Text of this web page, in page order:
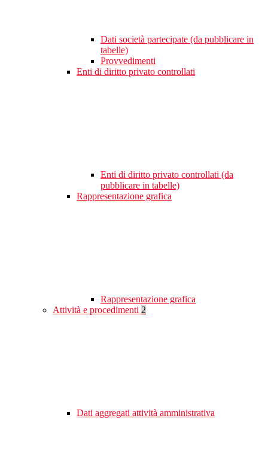
Dati società partecipate (da pubblicare in
tabelle)
Provvedimenti
Enti di diritto privato controllati
Enti di diritto privato controllati (da
pubblicare in tabelle)
Rappresentazione grafica
Rappresentazione grafica
Attività e procedimenti 2
Dati aggregati attività amministrativa